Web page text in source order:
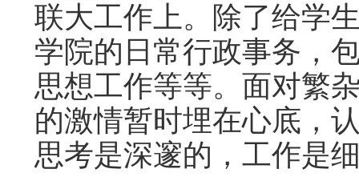
联大工作上。除了给学
学院的日常行政事务，
思想工作等等。面对繁
的激情暂时埋在心底，
思考是深邃的，工作是